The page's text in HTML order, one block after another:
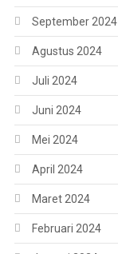
September 2024
Agustus 2024
Juli 2024
Juni 2024
Mei 2024
April 2024
Maret 2024
Februari 2024